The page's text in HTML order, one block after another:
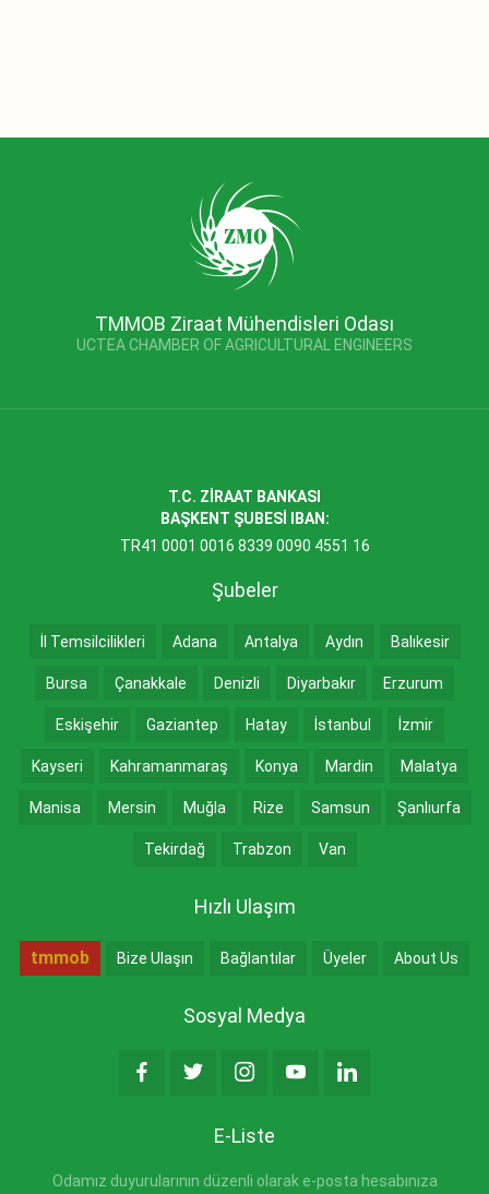
TMMOB Ziraat Mühendisleri Odası
UCTEA CHAMBER OF AGRICULTURAL ENGINEERS
T.C. ZİRAAT BANKASI
BAŞKENT ŞUBESİ IBAN:
TR41 0001 0016 8339 0090 4551 16
Şubeler
İl Temsilcilikleri Adana Antalya Aydın Balıkesir
Bursa Çanakkale Denizli Diyarbakır Erzurum
Eskişehir Gaziantep Hatay İstanbul İzmir
Kayseri Kahramanmaraş Konya Mardin Malatya
Manisa Mersin Muğla Rize Samsun Şanlıurfa
Tekirdağ Trabzon Van
Hızlı Ulaşım
tmmob Bize Ulaşın Bağlantılar Üyeler About Us
Sosyal Medya
E-Liste
Odamız duyurularının düzenli olarak e-posta hesabınıza